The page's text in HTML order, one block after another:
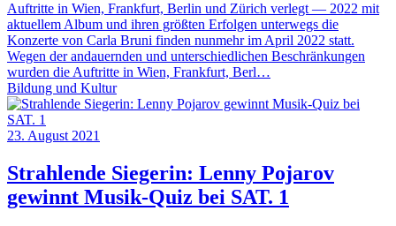
Auftritte in Wien, Frankfurt, Berlin und Zürich verlegt — 2022 mit
aktuellem Album und ihren größten Erfolgen unterwegs die
Konzerte von Carla Bruni finden nunmehr im April 2022 statt.
Wegen der andauernden und unterschiedlichen Beschränkungen
wurden die Auftritte in Wien, Frankfurt, Berl…
Bildung und Kultur
23. August 2021
Strahlende Siegerin: Lenny Pojarov
gewinnt Musik-Quiz bei SAT. 1